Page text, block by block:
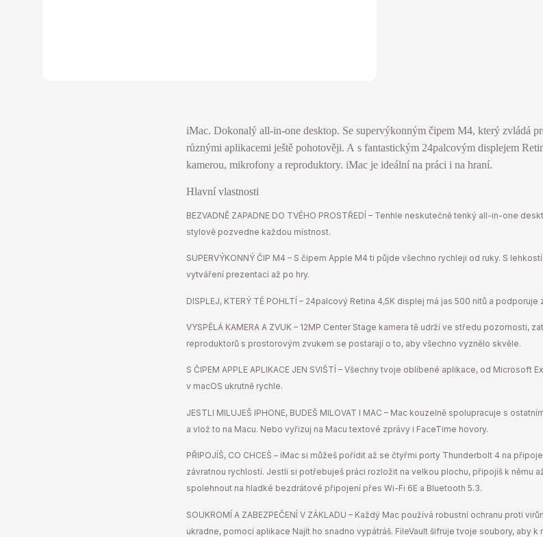
iMac. Dokonalý all-in-one desktop. Se supervýkonným čipem M4, který zvládá
různými aplikacemi ještě pohotověji. A s fantastickým 24palcovým displejem
kamerou, mikrofony a reproduktory. iMac je ideální na práci i na hraní.
Hlavní vlastnosti
BEZVADNĚ ZAPADNE DO TVÉHO PROSTŘEDÍ – Tenhle neskutečně tenký all-in-one
stylově pozvedne každou místnost.
SUPERVÝKONNÝ ČIP M4 – S čipem Apple M4 ti půjde všechno rychleji od ruky. S
vytváření prezentací až po hry.
DISPLEJ, KTERÝ TĚ POHLTÍ – 24palcový Retina 4,5K displej má jas 500 nitů a
VYSPĚLÁ KAMERA A ZVUK – 12MP Center Stage kamera tě udrží ve středu pozornosti,
reproduktorů s prostorovým zvukem se postarají o to, aby všechno vyznělo skvěle.
S ČIPEM APPLE APLIKACE JEN SVIŠTÍ – Všechny tvoje oblíbené aplikace, od
v macOS ukrutně rychle.
JESTLI MILUJEŠ IPHONE, BUDEŠ MILOVAT I MAC – Mac kouzelně spolupracuje s
a vlož to na Macu. Nebo vyřizuj na Macu textové zprávy i FaceTime hovory.
PŘIPOJÍŠ, CO CHCEŠ – iMac si můžeš pořídit až se čtyřmi porty Thunderbolt 4 na
závratnou rychlostí. Jestli si potřebuješ práci rozložit na velkou plochu, připojíš k němu
spolehnout na hladké bezdrátové připojení přes Wi-Fi 6E a Bluetooth 5.3.
SOUKROMÍ A ZABEZPEČENÍ V ZÁKLADU – Každý Mac používá robustní ochranu proti
ukradne, pomocí aplikace Najít ho snadno vypátráš. FileVault šifruje tvoje soubory, aby